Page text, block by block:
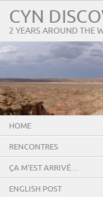
CYN
2 YEARS AROUND THE
HOME
RENCONTRES
ÇA M’EST ARRIVÉ…
ENGLISH POST